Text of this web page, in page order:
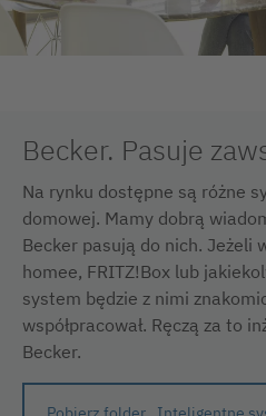
Becker. Pasuje
Na rynku dostępne są różne
domowej. Mamy dobrą
Becker pasują do nich. Jeżeli
homee, FRITZ!Box lub
system będzie z nimi
współpracował. Ręczą za to
Becker.